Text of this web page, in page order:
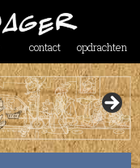
contact opdrachten